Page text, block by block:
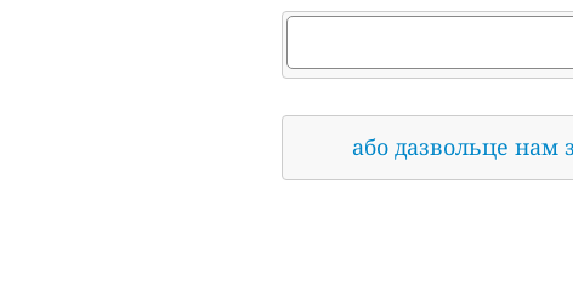
або дазвольце нам